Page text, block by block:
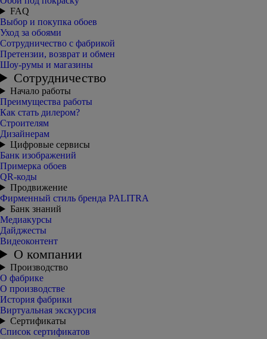
FAQ
Выбор и покупка обоев
Уход за обоями
Сотрудничество с фабрикой
Претензии, возврат и обмен
Шоу-румы и магазины
Сотрудничество
Начало работы
Преимущества работы
Как стать дилером?
Строителям
Дизайнерам
Цифровые сервисы
Банк изображений
Примерка обоев
QR-коды
Продвижение
Фирменный стиль бренда PALITRA
Банк знаний
Медиакурсы
Дайджесты
Видеоконтент
О компании
Производство
О фабрике
О производстве
История фабрики
Виртуальная экскурсия
Сертификаты
Список сертификатов